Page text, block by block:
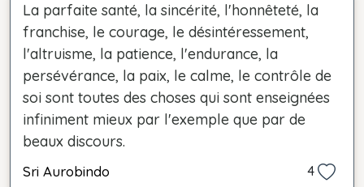
La parfaite santé, la sincérité, l'honnêteté, la
franchise, le courage, le désintéressement,
l'altruisme, la patience, l'endurance, la
persévérance, la paix, le calme, le contrôle de
soi sont toutes des choses qui sont enseignées
infiniment mieux par l'exemple que par de
beaux discours.
Sri Aurobindo 4